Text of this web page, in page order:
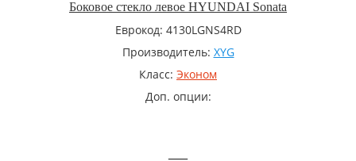
Боковое стекло левое HYUNDAI Sonata
Еврокод: 4130LGNS4RD
Производитель: XYG
Класс: Эконом
Доп. опции: